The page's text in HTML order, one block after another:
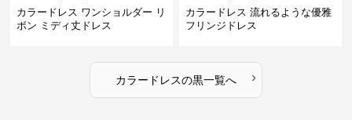
カラードレス ワンショルダー リ
ボン ミディ丈ドレス
カラードレス 流れるような優雅
フリンジドレス
カラードレスの黒一覧へ ›